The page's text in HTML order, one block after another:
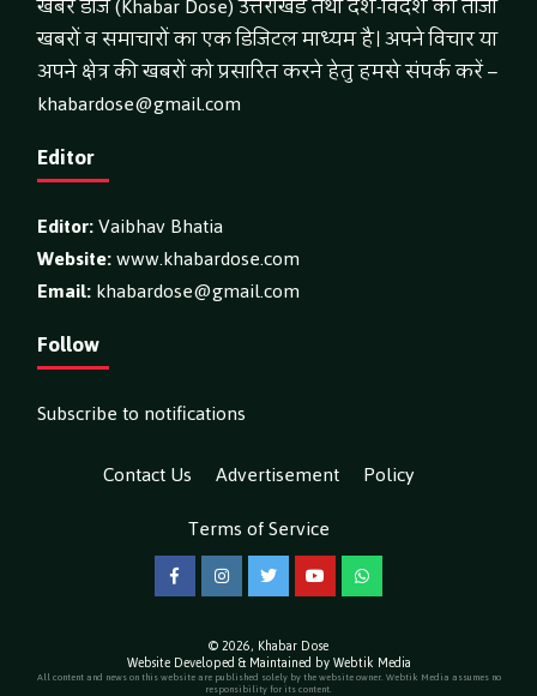
खबरों व समाचारों का एक डिजिटल माध्यम है। अपने विचार या
अपने क्षेत्र की खबरों को प्रसारित करने हेतु हमसे संपर्क करें –
khabardose@gmail.com
Editor
Editor:Vaibhav Bhatia
Website:www.khabardose.com
Email:khabardose@gmail.com
Follow
Subscribe to notifications
Contact Us
Advertisement
Policy
Terms of Service
FacebookInstagramTwitterYouTubeWhatsApp
© 2026, Khabar Dose
Website Developed & Maintained by Webtik Media
All content and news on this website are published solely by the website owner. Webtik Media assumes no
responsibility for its content.